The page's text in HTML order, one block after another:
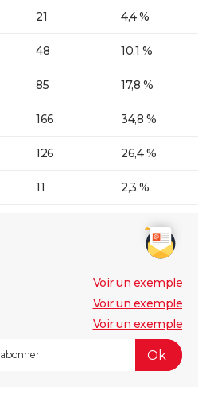
21 4,4 %
48 10,1 %
85 17,8 %
166 34,8 %
126 26,4 %
11 2,3 %
Voir un exemple
Voir un exemple
Voir un exemple